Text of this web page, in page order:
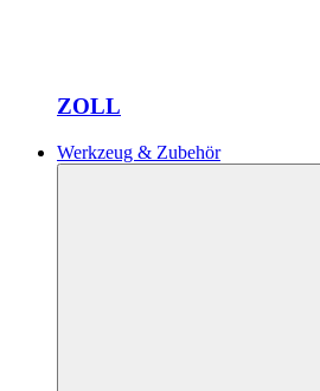
ZOLL
Werkzeug & Zubehör